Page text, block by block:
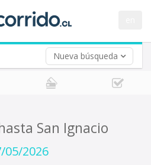
Nueva búsqueda
San Ignacio
05/2026